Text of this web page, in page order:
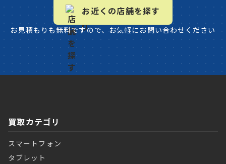
お近くの店舗を探す
お見積もりも無料ですので、お気軽にお問い合わせください
買取カテゴリ
スマートフォン
タブレット